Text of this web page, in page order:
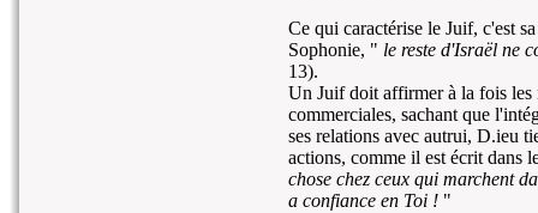
Ce qui caractérise le Juif, c'est
Sophonie, " le reste d'Israël ne
13).
Un Juif doit affirmer à la fois les
commerciales, sachant que
ses relations avec autrui, D.ieu
actions, comme il est écrit dans
chose chez ceux qui marchent
a confiance en Toi ! "